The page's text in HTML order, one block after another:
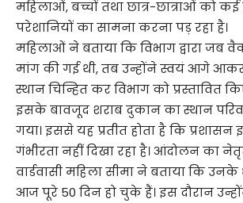
महिलाओं, बच्चों तथा छात्र-छात्राओं को कई
परेशानियों का सामना करना पड़ रहा है।
महिलाओं ने बताया कि विभाग द्वारा जब
मांग की गई थी, तब उन्होंने स्वयं आगे
स्थान चिन्हित कर विभाग को प्रस्तावित
इसके बावजूद शराब दुकान का स्थान
गया। इससे यह प्रतीत होता है कि
गंभीरता नहीं दिखा रहा है। आंदोलन का
वार्डवासी महिला सीमा ने बताया कि उनके
आज पूरे 50 दिन हो चुके हैं। इस दौरान